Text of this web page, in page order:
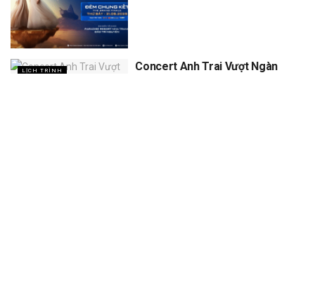
LỊCH TRÌNH
Concert Anh Trai Vượt Ngàn